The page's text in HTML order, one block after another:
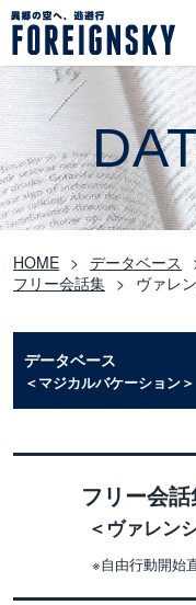
HOME データベース
フリー会話集
ヴァレ
フリー会話
＜ヴァレン
※自由行動開始
データベース
＜マジカルバケーション＞